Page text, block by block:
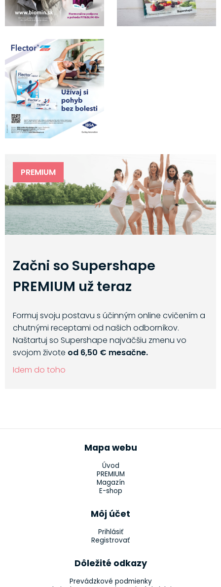
PREMIUM
Začni so Supershape
PREMIUM už teraz
Formuj svoju postavu s účinným online cvičením a
chutnými receptami od našich odborníkov.
Naštartuj so Supershape najväčšiu zmenu vo
svojom živote od 6,50 € mesačne.
Idem do toho
Mapa webu
Úvod
PREMIUM
Magazín
E-shop
Môj účet
Prihlásiť
Registrovať
Dôležité odkazy
Prevádzkové podmienky